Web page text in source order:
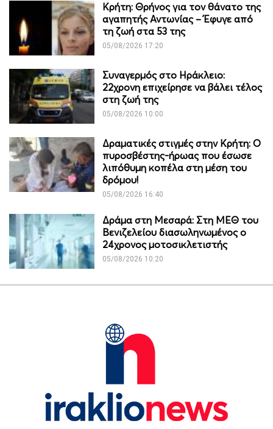
Κρήτη: Θρήνος για τον θάνατο της
αγαπητής Αντωνίας – Έφυγε από
τη ζωή στα 53 της
05/08/2026 17:20
Συναγερμός στο Ηράκλειο:
22χρονη επιχείρησε να βάλει τέλος
στη ζωή της
05/08/2026 10:00
Δραματικές στιγμές στην Κρήτη: Ο
πυροσβέστης-ήρωας που έσωσε
λιπόθυμη κοπέλα στη μέση του
δρόμου!
05/08/2026 16:40
Δράμα στη Μεσαρά: Στη ΜΕΘ του
Βενιζελείου διασωληνωμένος ο
24χρονος μοτοσικλετιστής
05/08/2026 10:20